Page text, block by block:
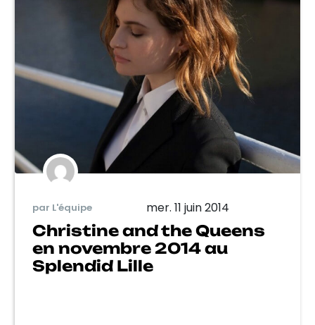
par L'équipe mer. 11 juin 2014
Christine and the Queens
en novembre 2014 au
Splendid Lille